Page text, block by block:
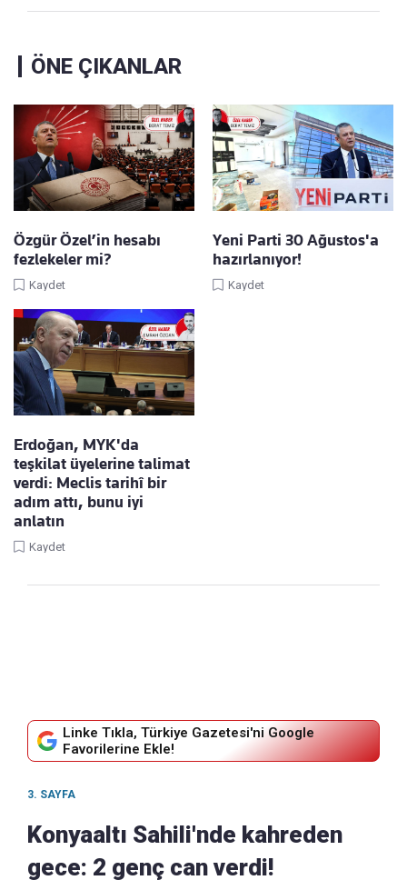
ÖNE ÇIKANLAR
Özgür Özel’in hesabı
fezlekeler mi?
Kaydet
Yeni Parti 30 Ağustos'a
hazırlanıyor!
Kaydet
Erdoğan, MYK'da
teşkilat üyelerine talimat
verdi: Meclis tarihî bir
adım attı, bunu iyi
anlatın
Kaydet
Linke Tıkla, Türkiye Gazetesi'ni Google
Favorilerine Ekle!
3. SAYFA
Konyaaltı Sahili'nde kahreden
gece: 2 genç can verdi!